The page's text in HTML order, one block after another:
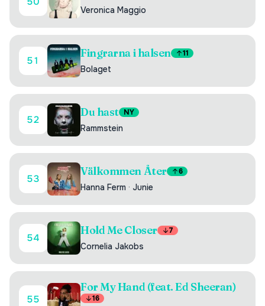
Veronica Maggio
51
Fingrarna i halsen 11
Bolaget
52
Du hast NY
Rammstein
53
Välkommen Åter 6
Hanna Ferm · Junie
54
Hold Me Closer 7
Cornelia Jakobs
55
For My Hand (feat. Ed Sheeran)
16